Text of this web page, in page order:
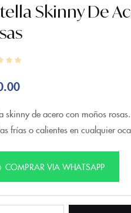
Skinny De
skinny de acero con moños
frías o calientes en cualquier
COMPRAR VIA WHATSAPP